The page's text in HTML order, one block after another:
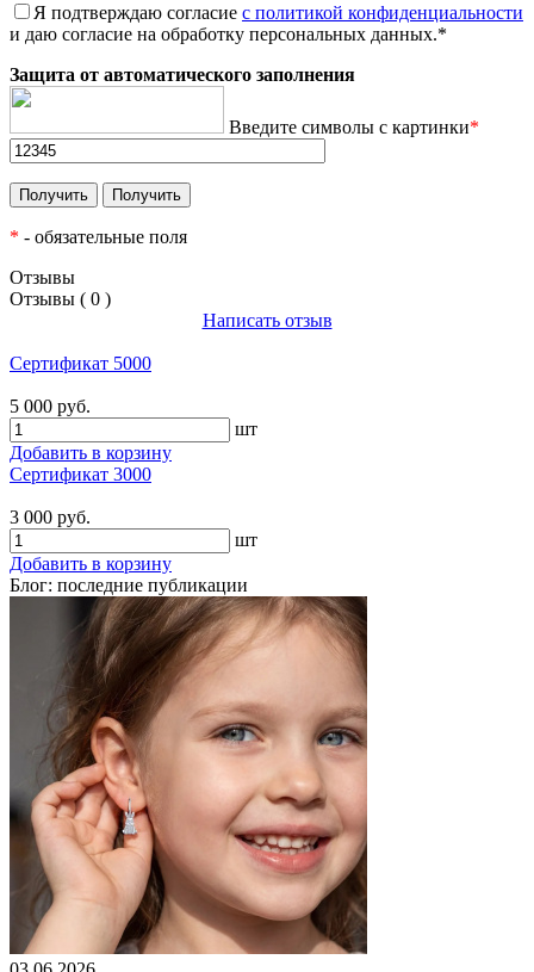
Я подтверждаю согласие с политикой конфиденциальности
и даю согласие на обработку персональных данных.*
Защита от автоматического заполнения
Введите символы с картинки*
* - обязательные поля
Отзывы
Отзывы ( 0 )
Написать отзыв
Сертификат 5000
5 000 руб.
шт
Добавить в корзину
Сертификат 3000
3 000 руб.
шт
Добавить в корзину
Блог: последние публикации